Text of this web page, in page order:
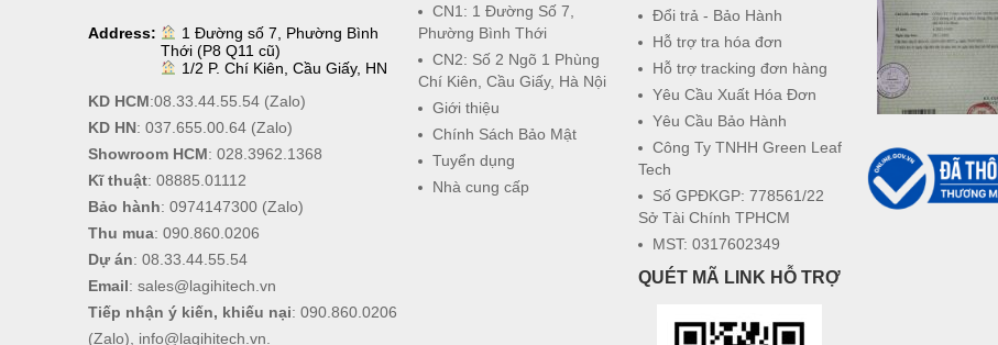
Address:
1 Đường số 7, Phường Bình
Thới (P8 Q11 cũ)
1/2 P. Chí Kiên, Cầu Giấy, HN
KD HCM:08.33.44.55.54(Zalo)
KD HN: 037.655.00.64(Zalo)
Showroom HCM: 028.3962.1368
Kĩ thuật: 08885.01112
Bảo hành: 0974147300(Zalo)
Thu mua: 090.860.0206
Dự án: 08.33.44.55.54
Email: sales@lagihitech.vn
Tiếp nhận ý kiến, khiếu nại: 090.860.0206
(Zalo), info@lagihitech.vn
CN1: 1 Đường Số 7,
Phường Bình Thới
CN2: Số 2 Ngõ 1 Phùng
Chí Kiên, Cầu Giấy, Hà Nội
Giới thiệu
Chính Sách Bảo Mật
Tuyển dụng
Nhà cung cấp
Đổi trả - Bảo Hành
Hỗ trợ tra hóa đơn
Hỗ trợ tracking đơn hàng
Yêu Cầu Xuất Hóa Đơn
Yêu Cầu Bảo Hành
Công Ty TNHH Green Leaf
Tech
Số GPĐKGP: 778561/22
Sở Tài Chính TPHCM
MST: 0317602349
QUÉT MÃ LINK HỖ TRỢ